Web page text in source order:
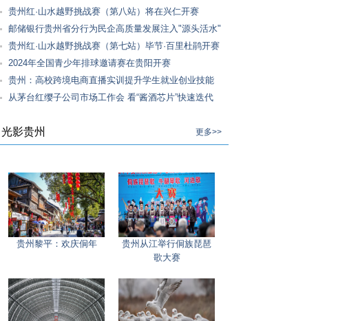
贵州红·山水越野挑战赛（第八站）将在兴仁开赛
邮储银行贵州省分行为民企高质量发展注入"源头活水"
贵州红·山水越野挑战赛（第七站）毕节·百里杜鹃开赛
2024年全国青少年排球邀请赛在贵阳开赛
贵州：高校跨境电商直播实训提升学生就业创业技能
从茅台红缨子公司市场工作会 看“酱酒芯片”快速迭代
光影贵州 更多>>
贵州黎平：欢庆侗年
贵州从江举行侗族琵琶
歌大赛